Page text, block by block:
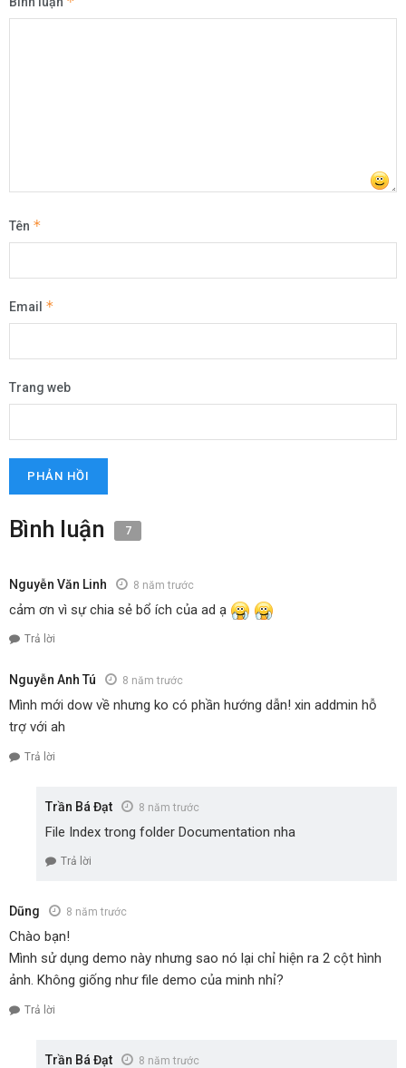
Tên *
Email *
Trang web
Bình luận 7
Nguyễn Văn Linh 8 năm trước
cảm ơn vì sự chia sẻ bổ ích của ad ạ
Trả lời
Nguyễn Anh Tú 8 năm trước
Mình mới dow về nhưng ko có phần hướng dẫn! xin addmin hỗ
trợ với ah
Trả lời
Trần Bá Đạt 8 năm trước
File Index trong folder Documentation nha
Trả lời
Dũng 8 năm trước
Chào bạn!
Mình sử dụng demo này nhưng sao nó lại chỉ hiện ra 2 cột hình
ảnh. Không giống như file demo của minh nhỉ?
Trả lời
Trần Bá Đạt 8 năm trước